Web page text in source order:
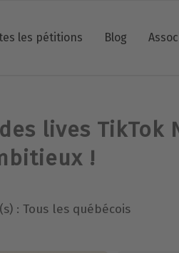
les pétitions Blog
lives TikTok
!
: Tous les québécois